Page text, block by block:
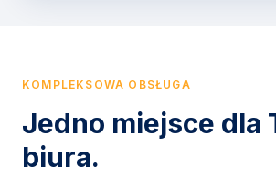
KOMPLEKSOWA OBSŁUGA
Jedno miejsce dla
biura.